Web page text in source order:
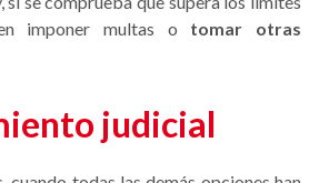
imponer multas o tomar otras
judicial